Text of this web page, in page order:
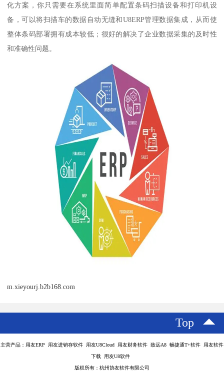
化方案，你只需要在系统里面简单配置条码扫描设备和打印机设
备，可以将扫描车的数据自动无缝和U8ERP管理数据集成，从而使
整体条码部署拥有成本较低；很好的解决了企业数据采集的及时性
和准确性问题。
m.xieyourj.b2b168.com
Top
主营产品：用友ERP 用友进销存软件 用友U8Cloud 用友财务软件 致远A8 畅捷通T+软件 用友软件
下载 用友U8软件
版权所有：杭州协友软件有限公司